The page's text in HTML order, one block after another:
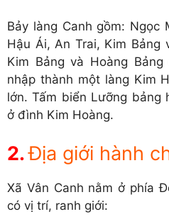
Bảy làng Canh gồm: Ngọc
Hậu Ái, An Trai, Kim Bảng
Kim Bảng và Hoàng
nhập thành một làng Kim
lớn. Tấm biển Lưỡng bảng
ở đình Kim Hoàng.
Địa giới hành
Xã Vân Canh nằm ở phía
có vị trí, ranh giới: